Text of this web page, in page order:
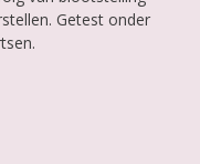
Getest onder